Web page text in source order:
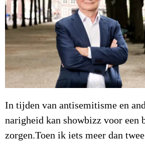
In tijden van antisemitisme en
narigheid kan showbizz voor een
zorgen.Toen ik iets meer dan